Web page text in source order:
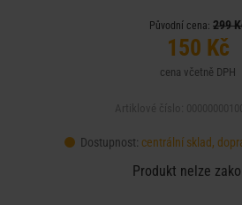
Původní cena: 299
150 Kč
cena včetně DPH
Dostupnost: centrální sklad,
Produkt nelze